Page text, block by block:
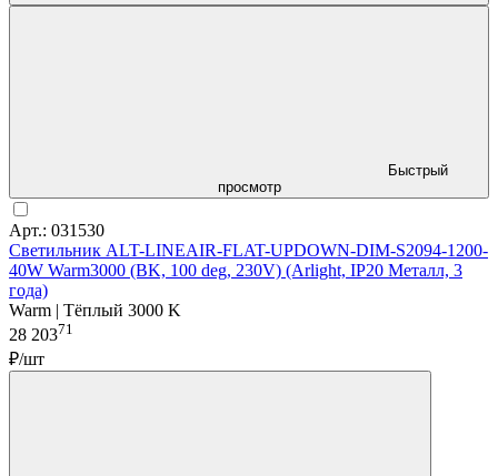
Быстрый
просмотр
Арт.: 031530
Светильник ALT-LINEAIR-FLAT-UPDOWN-DIM-S2094-1200-
40W Warm3000 (BK, 100 deg, 230V) (Arlight, IP20 Металл, 3
года)
Warm | Тёплый 3000 K
28 20371
₽/шт